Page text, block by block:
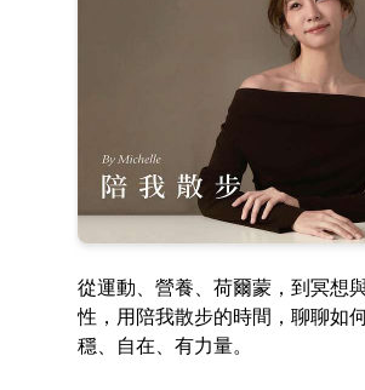
從運動、營養、荷爾蒙，到冥想
性，用陪我散步的時間，聊聊如
穩、自在、有力量。